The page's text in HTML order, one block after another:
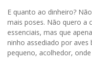
E quanto ao dinheiro?
mais poses. Não quero a
essenciais, mas que
ninho assediado por aves
pequeno, acolhedor,